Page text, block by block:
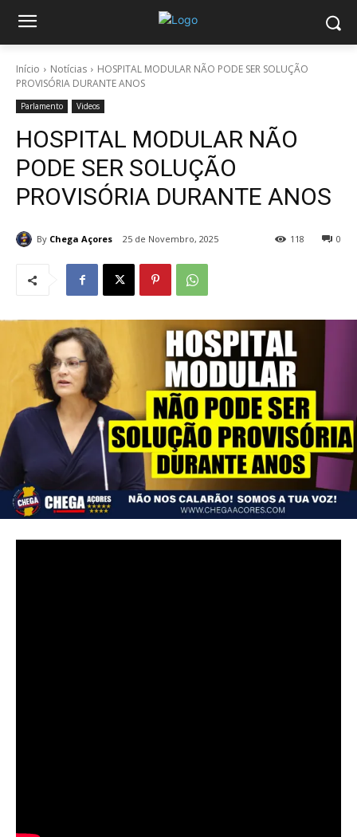
Início Notícias
HOSPITAL MODULAR NÃO PODE SER SOLUÇÃO
PROVISÓRIA DURANTE ANOS
Parlamento Videos
HOSPITAL MODULAR NÃO
PODE SER SOLUÇÃO
PROVISÓRIA DURANTE ANOS
By Chega Açores 25 de Novembro, 2025 0
118